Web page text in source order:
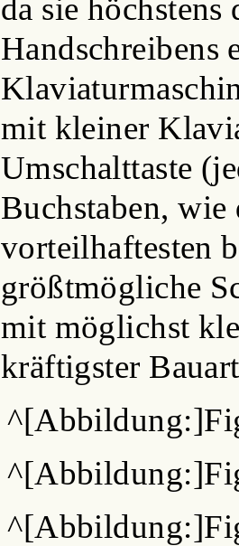
da sie
Handschreibens
mit kleiner
Umschalttaste
Buchstaben,
vorteilhaftesten
größtmögliche
mit möglichst
kräftigster